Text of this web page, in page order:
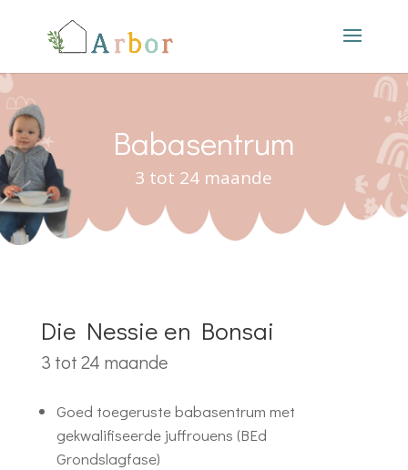
Babasentrum
3 tot 24 maande
Die Nessie en Bonsai
3 tot 24 maande
Goed toegeruste babasentrum met
gekwalifiseerde juffrouens (BEd
Grondslagfase)